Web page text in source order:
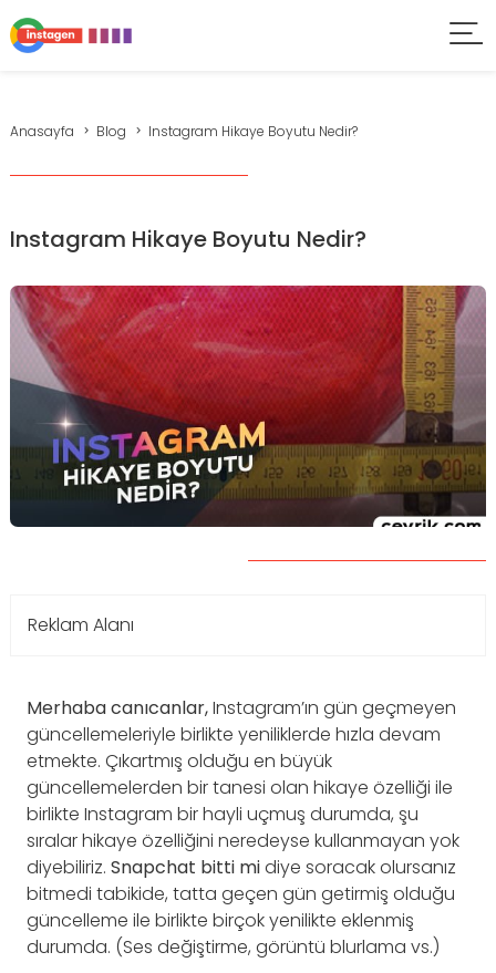
Anasayfa Blog Instagram Hikaye Boyutu Nedir?
Instagram Hikaye Boyutu Nedir?
Reklam Alanı
Merhaba canıcanlar,Instagram’ın gün geçmeyen
güncellemeleriyle birlikte yeniliklerde hızla devam
etmekte. Çıkartmış olduğu en büyük
güncellemelerden bir tanesi olan hikaye özelliği ile
birlikte Instagram bir hayli uçmuş durumda, şu
sıralar hikaye özelliğini neredeyse kullanmayan yok
diyebiliriz. Snapchat bitti midiye soracak olursanız
bitmedi tabikide, tatta geçen gün getirmiş olduğu
güncelleme ile birlikte birçok yenilikte eklenmiş
durumda. (Ses değiştirme, görüntü blurlama vs.)